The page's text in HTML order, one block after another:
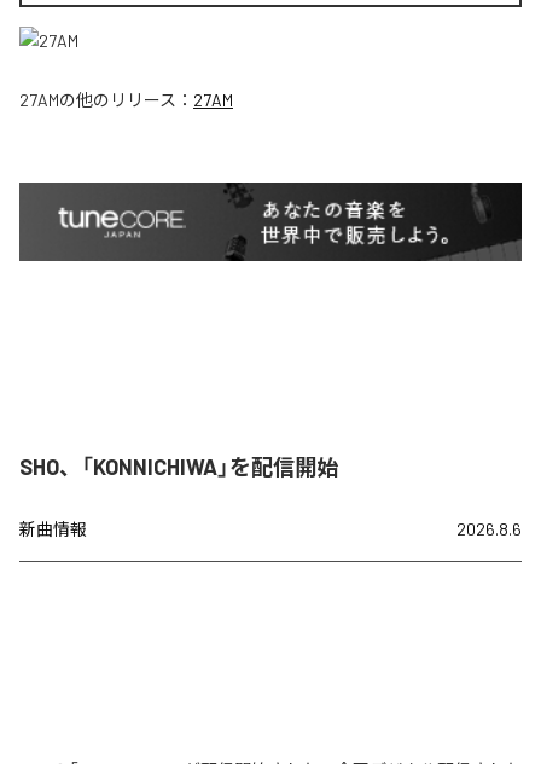
27AMの他のリリース： 27AM
SHO、「KONNICHIWA」を配信開始
新曲情報 2026.8.6